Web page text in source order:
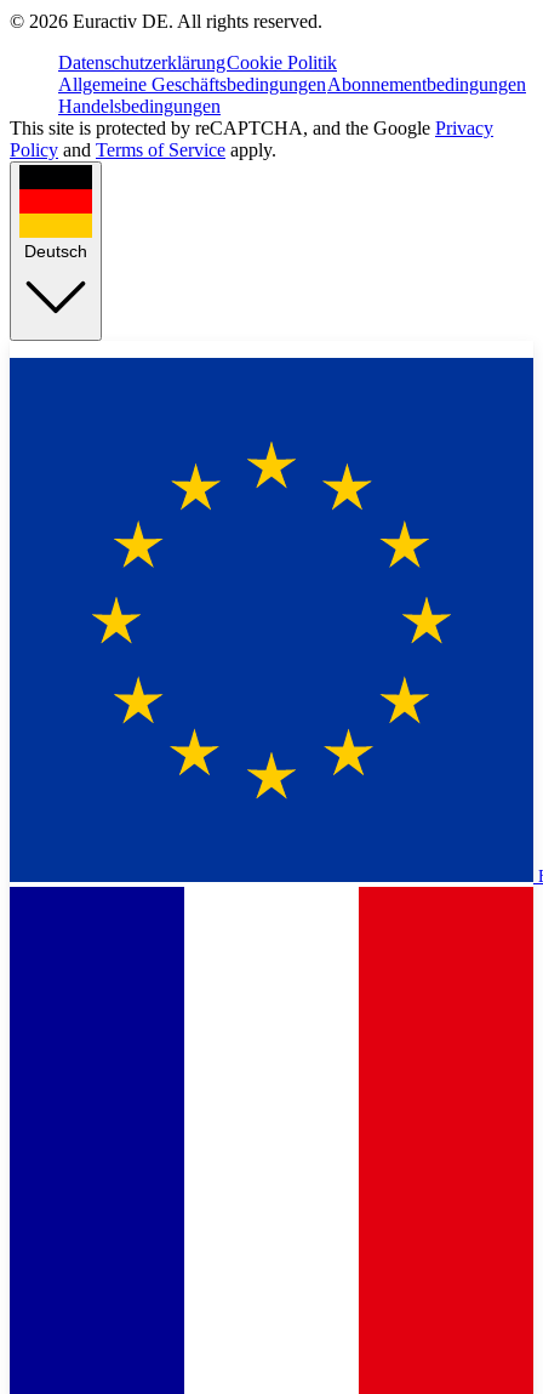
© 2026 Euractiv DE. All rights reserved.
DatenschutzerklärungCookie Politik
Allgemeine GeschäftsbedingungenAbonnementbedingungen
Handelsbedingungen
This site is protected by reCAPTCHA, and the Google Privacy
Policy and Terms of Service apply.
Deutsch